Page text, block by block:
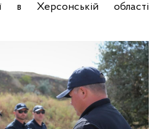
в Херсонській області